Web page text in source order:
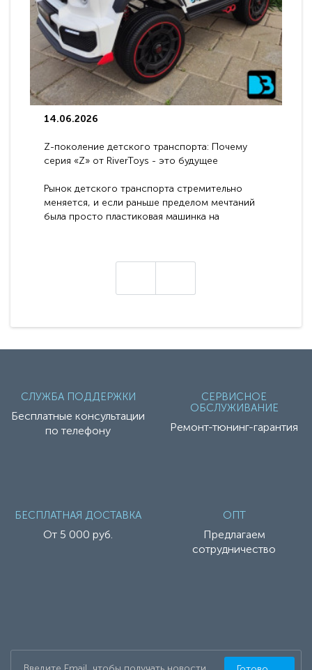
14.06.2026
Z-поколение детского транспорта: Почему
серия «Z» от RiverToys - это будущее
Рынок детского транспорта стремительно
меняется, и если раньше пределом мечтаний
была просто пластиковая машинка на
СЛУЖБА ПОДДЕРЖКИ
Бесплатные консультации
по телефону
СЕРВИСНОЕ
ОБСЛУЖИВАНИЕ
Ремонт-тюнинг-гарантия
БЕСПЛАТНАЯ ДОСТАВКА
От 5 000 руб.
ОПТ
Предлагаем
сотрудничество